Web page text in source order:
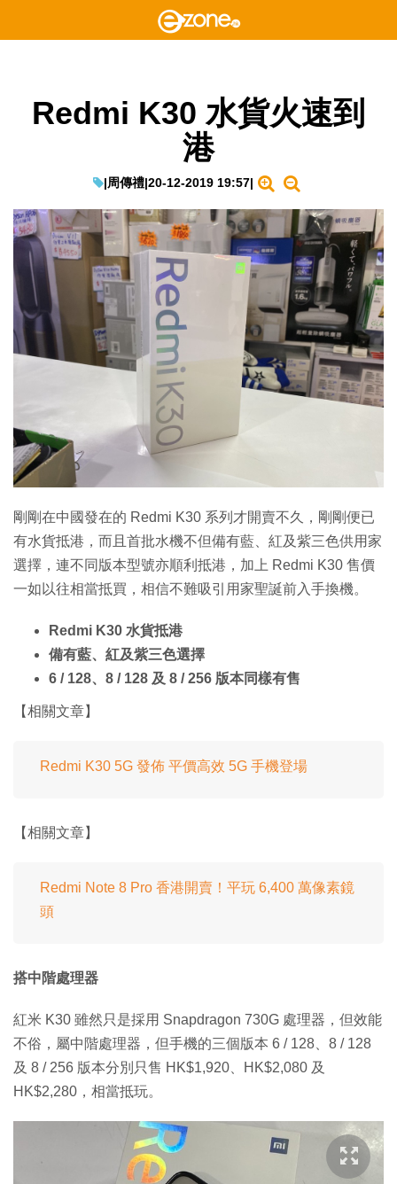
Redmi K30 水貨火速到
港
|周傳禮|20-12-2019 19:57|
剛剛在中國發在的 Redmi K30 系列才開賣不久，剛剛便已
有水貨抵港，而且首批水機不但備有藍、紅及紫三色供用家
選擇，連不同版本型號亦順利抵港，加上 Redmi K30 售價
一如以往相當抵買，相信不難吸引用家聖誕前入手換機。
Redmi K30 水貨抵港
備有藍、紅及紫三色選擇
6 / 128、8 / 128 及 8 / 256 版本同樣有售
【相關文章】
Redmi K30 5G 發佈 平價高效 5G 手機登場
【相關文章】
Redmi Note 8 Pro 香港開賣！平玩 6,400 萬像素鏡
頭
搭中階處理器
紅米 K30 雖然只是採用 Snapdragon 730G 處理器，但效能
不俗，屬中階處理器，但手機的三個版本 6 / 128、8 / 128
及 8 / 256 版本分別只售 HK$1,920、HK$2,080 及
HK$2,280，相當抵玩。